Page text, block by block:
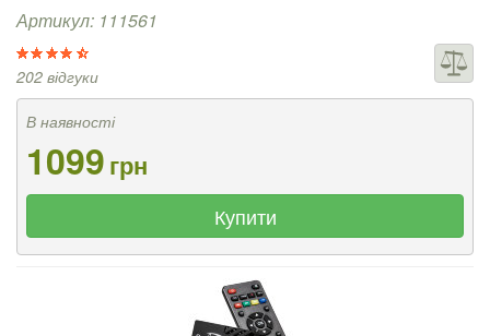
Артикул: 111561
202 відгуки
В наявності
1099грн
Купити